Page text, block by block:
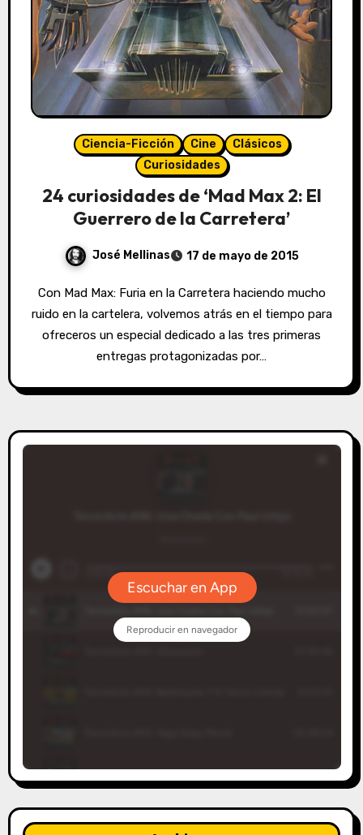
Ciencia-Ficción Cine
Clásicos
Curiosidades
24 curiosidades de ‘Mad Max 2: El
Guerrero de la Carretera’
José Mellinas 17 de mayo de 2015
Con Mad Max: Furia en la Carretera haciendo mucho
ruido en la cartelera, volvemos atrás en el tiempo para
ofreceros un especial dedicado a las tres primeras
entregas protagonizadas por…